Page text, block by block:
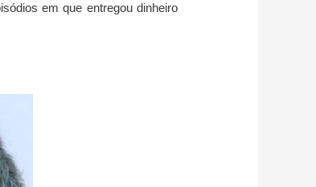
em que entregou dinheiro